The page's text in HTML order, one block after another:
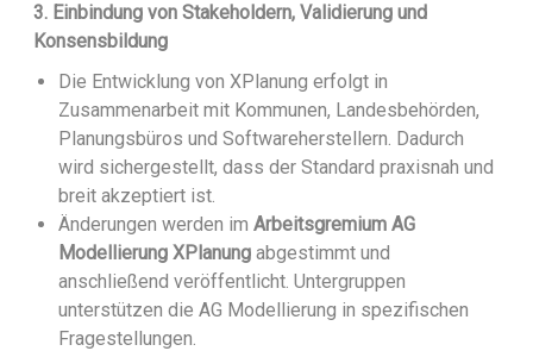
3. Einbindung von Stakeholdern, Validierung und
Konsensbildung
Die Entwicklung von XPlanung erfolgt in
Zusammenarbeit mit Kommunen, Landesbehörden,
Planungsbüros und Softwareherstellern. Dadurch
wird sichergestellt, dass der Standard praxisnah und
breit akzeptiert ist.
Änderungen werden im Arbeitsgremium AG
Modellierung XPlanung abgestimmt und
anschließend veröffentlicht. Untergruppen
unterstützen die AG Modellierung in spezifischen
Fragestellungen.